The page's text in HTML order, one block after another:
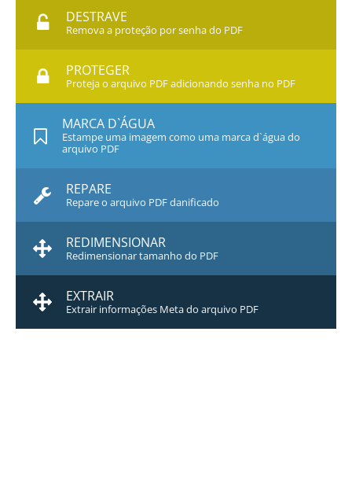
DESTRAVE
Remova a proteção por senha do PDF
PROTEGER
Proteja o arquivo PDF adicionando senha no PDF
MARCA D`ÁGUA
Estampe uma imagem como uma marca d`água do
arquivo PDF
REPARE
Repare o arquivo PDF danificado
REDIMENSIONAR
Redimensionar tamanho do PDF
EXTRAIR
Extrair informações Meta do arquivo PDF